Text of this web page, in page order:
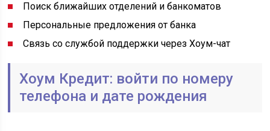
Поиск ближайших отделений и банкоматов
Персональные предложения от банка
Связь со службой поддержки через Хоум-чат
Хоум Кредит: войти по номеру
телефона и дате рождения